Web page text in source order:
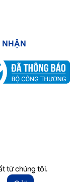
NHẬN
từ chúng tôi.